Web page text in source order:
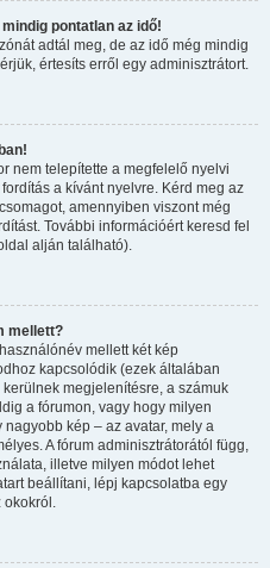
pontatlan az idő!
adtál meg, de az idő még mindig
értesíts erről egy adminisztrátort.
nem telepítette a megfelelő nyelvi
a kívánt nyelvre. Kérd meg az
amennyiben viszont még
További információért keresd fel
alján található).
mellett?
mellett két kép
kapcsolódik (ezek általában
megjelenítésre, a számuk
a fórumon, vagy hogy milyen
kép – az avatar, mely a
A fórum adminisztrátorától függ,
illetve milyen módot lehet
beállítani, lépj kapcsolatba egy
okokról.